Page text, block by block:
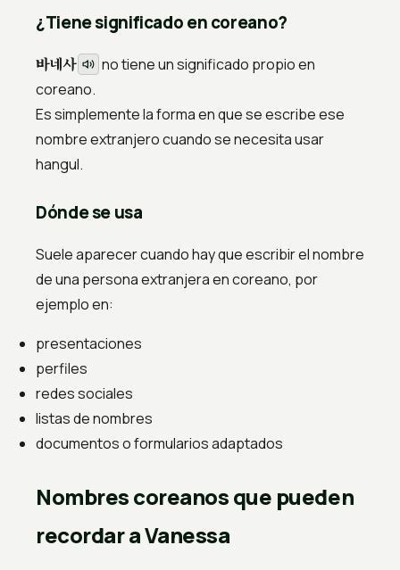
¿Tiene significado en coreano?
바네사
no tiene un significado propio en
coreano.
Es simplemente la forma en que se escribe ese
nombre extranjero cuando se necesita usar
hangul.
Dónde se usa
Suele aparecer cuando hay que escribir el nombre
de una persona extranjera en coreano, por
ejemplo en:
presentaciones
perfiles
redes sociales
listas de nombres
documentos o formularios adaptados
Nombres coreanos que pueden
recordar a Vanessa